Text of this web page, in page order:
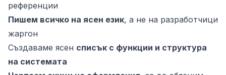
референции
Пишем всичко на ясен език, а не на разработчици
жаргон
Създаваме ясен списък с функции и структура
на системата